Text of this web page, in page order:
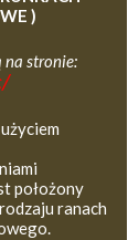
)
na stronie:
położony
ranach